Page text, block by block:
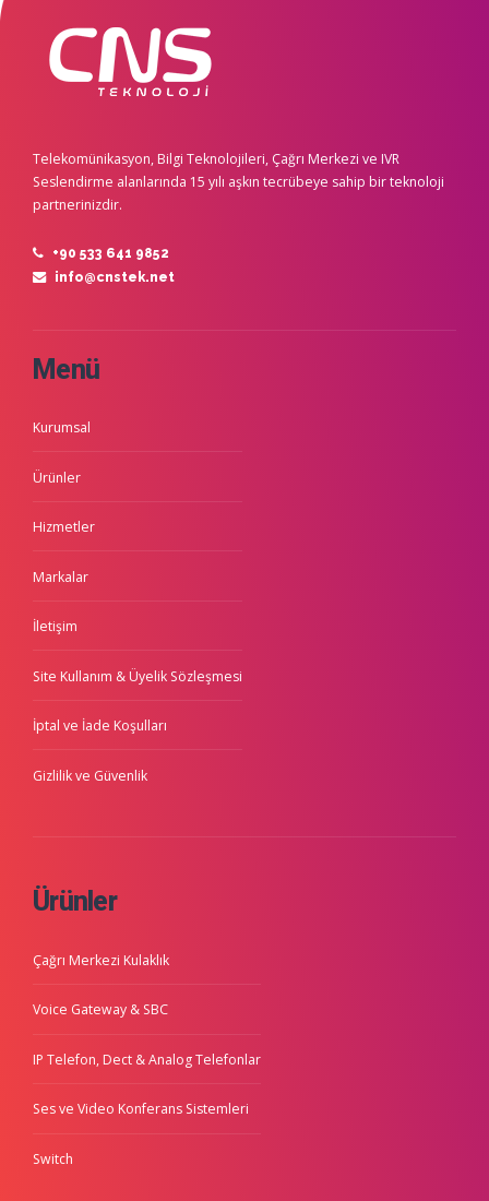
Telekomünikasyon, Bilgi Teknolojileri, Çağrı Merkezi ve IVR
Seslendirme alanlarında 15 yılı aşkın tecrübeye sahip bir teknoloji
partnerinizdir.
+90 533 641 9852
info@cnstek.net
Menü
Kurumsal
Ürünler
Hizmetler
Markalar
İletişim
Site Kullanım & Üyelik Sözleşmesi
İptal ve İade Koşulları
Gizlilik ve Güvenlik
Ürünler
Çağrı Merkezi Kulaklık
Voice Gateway & SBC
IP Telefon, Dect & Analog Telefonlar
Ses ve Video Konferans Sistemleri
Switch